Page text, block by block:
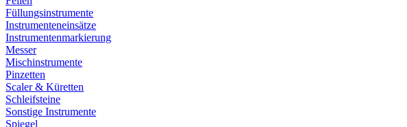
Füllungsinstrumente
Instrumenteneinsätze
Instrumentenmarkierung
Messer
Mischinstrumente
Pinzetten
Scaler & Küretten
Schleifsteine
Sonstige Instrumente
Spiegel